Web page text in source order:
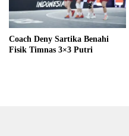
Coach Deny Sartika Benahi
Fisik Timnas 3×3 Putri